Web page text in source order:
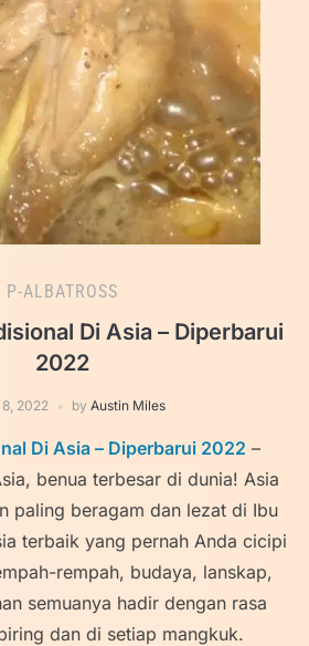
P-ALBATROSS
Di Asia – Diperbarui
2022
2022 by Austin Miles
Di Asia – Diperbarui 2022 –
benua terbesar di dunia! Asia
paling beragam dan lezat di Ibu
terbaik yang pernah Anda cicipi
rempah, budaya, lanskap,
semuanya hadir dengan rasa
dan di setiap mangkuk.